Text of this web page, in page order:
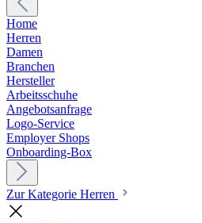
Home
Herren
Damen
Branchen
Hersteller
Arbeitsschuhe
Angebotsanfrage
Logo-Service
Employer Shops
Onboarding-Box
Zur Kategorie Herren